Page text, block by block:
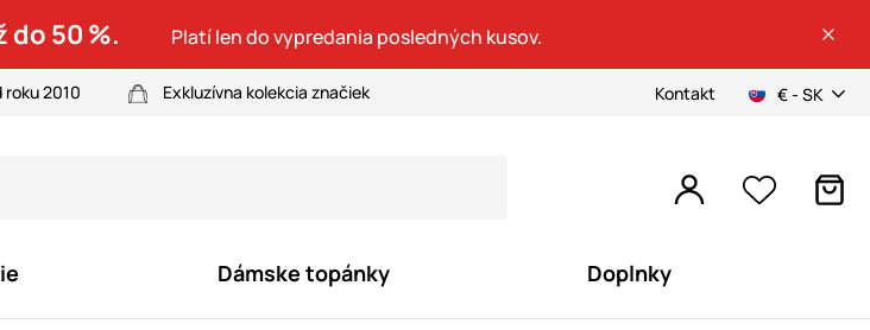
do 50 %. Platí len do vypredania posledných kusov.
roku 2010 Exkluzívna kolekcia značiek Kontakt € - SK
Dámske topánky Doplnky